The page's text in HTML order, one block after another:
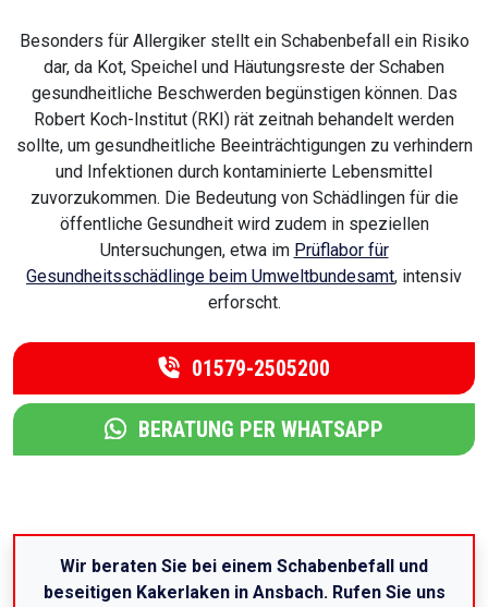
Besonders für Allergiker stellt ein Schabenbefall ein Risiko
dar, da Kot, Speichel und Häutungsreste der Schaben
gesundheitliche Beschwerden begünstigen können. Das
Robert Koch-Institut (RKI) rät zeitnah behandelt werden
sollte, um gesundheitliche Beeinträchtigungen zu verhindern
und Infektionen durch kontaminierte Lebensmittel
zuvorzukommen. Die Bedeutung von Schädlingen für die
öffentliche Gesundheit wird zudem in speziellen
Untersuchungen, etwa im Prüflabor für
Gesundheitsschädlinge beim Umweltbundesamt, intensiv
erforscht.
01579-2505200
BERATUNG PER WHATSAPP
Wir beraten Sie bei einem Schabenbefall und
beseitigen Kakerlaken in Ansbach. Rufen Sie uns